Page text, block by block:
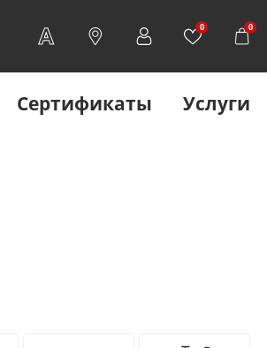
0 0
Сертификаты Услуги